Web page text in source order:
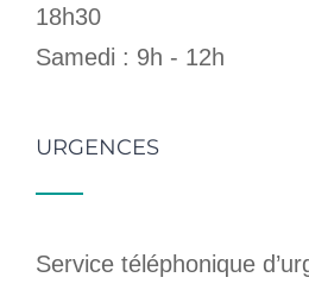
18h30
Samedi : 9h - 12h
URGENCES
Service téléphonique